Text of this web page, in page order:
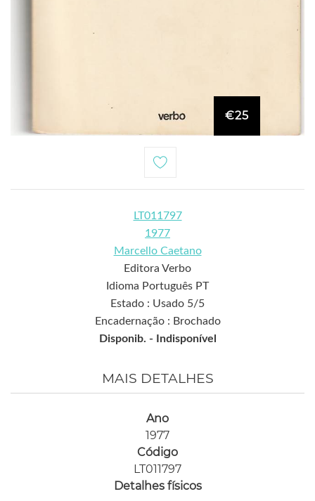
€25
LT011797
1977
Marcello Caetano
Editora Verbo
Idioma Português PT
Estado : Usado 5/5
Encadernação : Brochado
Disponib. -
Indisponível
MAIS DETALHES
Ano
1977
Código
LT011797
Detalhes físicos